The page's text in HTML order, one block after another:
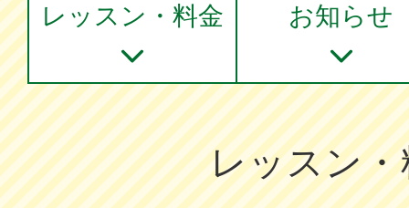
レッスン・料金 お知らせ
レッスン・